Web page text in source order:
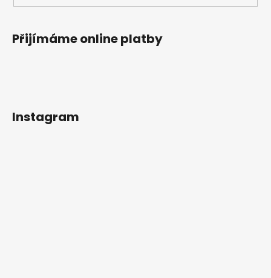
Přijímáme online platby
Instagram